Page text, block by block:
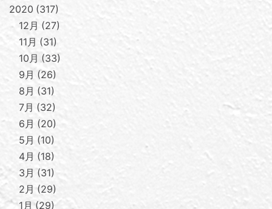
2020 317
12月
27
11月
31
10月
33
9月
26
8月
31
7月
32
6月
20
5月
10
4月
18
3月
31
2月
29
1月
29